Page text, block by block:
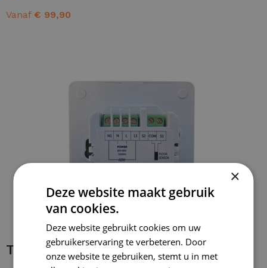
Vanaf € 99,90
Thermostaat bedraden
×
Deze website maakt gebruik
van cookies.
Deze website gebruikt cookies om uw
gebruikerservaring te verbeteren. Door
onze website te gebruiken, stemt u in met